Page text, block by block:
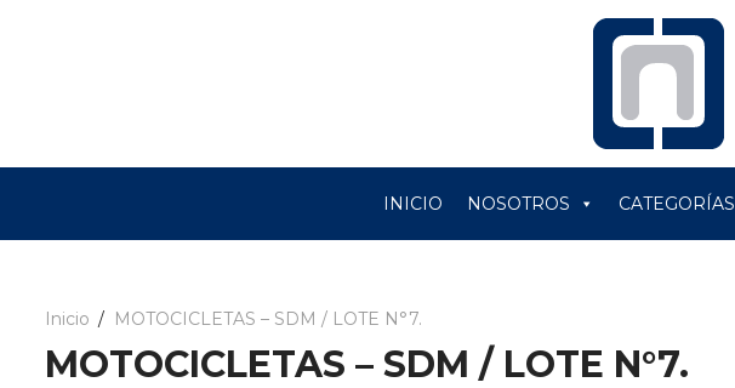
INICIO NOSOTROS CATEGORÍAS
Inicio MOTOCICLETAS – SDM / LOTE N°7.
MOTOCICLETAS – SDM / LOTE N°7.